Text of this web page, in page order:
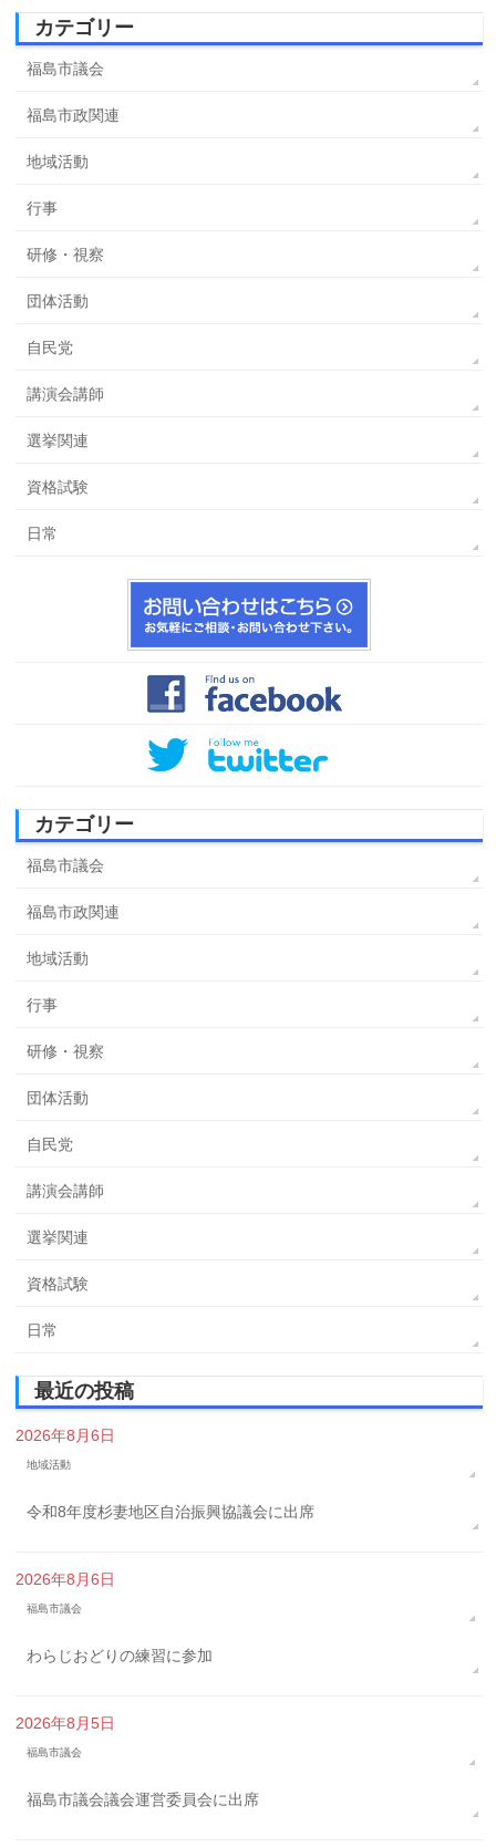
カテゴリー
福島市議会
福島市政関連
地域活動
行事
研修・視察
団体活動
自民党
講演会講師
選挙関連
資格試験
日常
カテゴリー
福島市議会
福島市政関連
地域活動
行事
研修・視察
団体活動
自民党
講演会講師
選挙関連
資格試験
日常
最近の投稿
2026年8月6日
地域活動
令和8年度杉妻地区自治振興協議会に出席
2026年8月6日
福島市議会
わらじおどりの練習に参加
2026年8月5日
福島市議会
福島市議会議会運営委員会に出席